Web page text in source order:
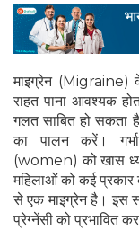
माइग्रेन (Migraine)
राहत पाना आवश्यक
गलत साबित हो
का पालन करें।
(women) को खास
महिलाओं को कई
से एक माइग्रेन है। इस
प्रेग्नेंसी को प्रभावित